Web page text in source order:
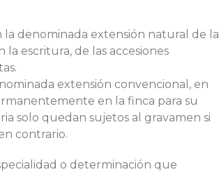
la denominada extensión natural de la
escritura, de las accesiones
extensión convencional, en
en la finca para su
solo quedan sujetos al gravamen si
contrario.
o determinación que